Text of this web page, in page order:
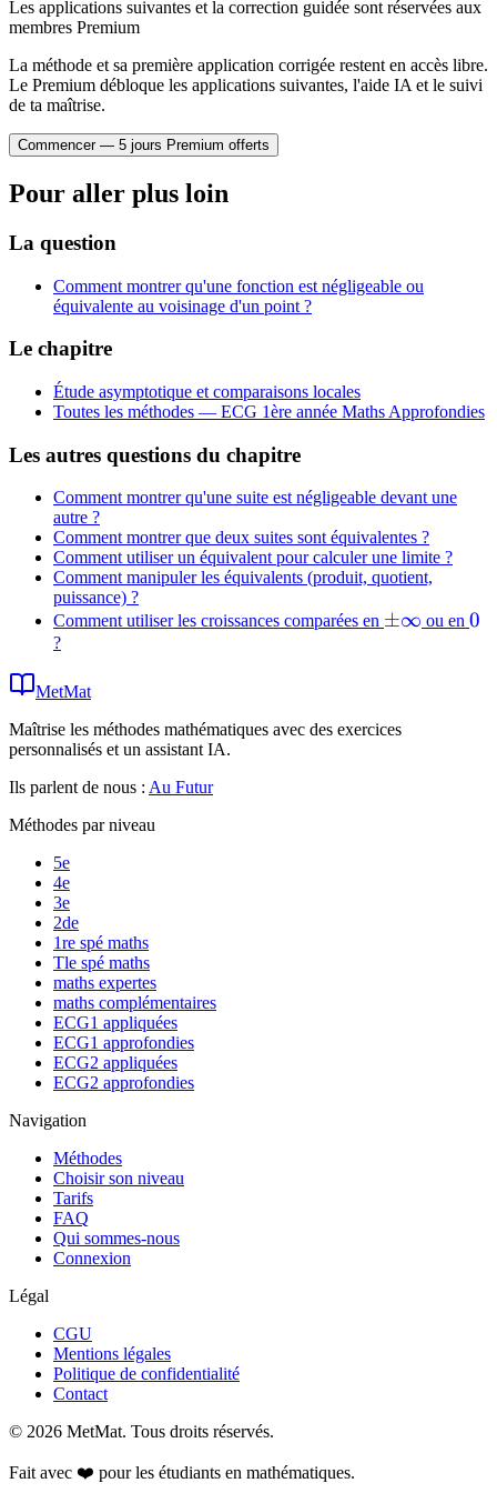
{=} o(x)
Les applications suivantes et la correction guidée sont réservées aux
membres Premium
La méthode et sa première application corrigée restent en accès libre.
Le Premium débloque les applications suivantes, l'aide IA et le suivi
de ta maîtrise.
Commencer — 5 jours Premium offerts
Pour aller plus loin
La question
Comment montrer qu'une fonction est négligeable ou
équivalente au voisinage d'un point ?
Le chapitre
Étude asymptotique et comparaisons locales
Toutes les méthodes — ECG 1ère année Maths Approfondies
Les autres questions du chapitre
Comment montrer qu'une suite est négligeable devant une
autre ?
Comment montrer que deux suites sont équivalentes ?
Comment utiliser un équivalent pour calculer une limite ?
Comment manipuler les équivalents (produit, quotient,
puissance) ?
Comment utiliser les croissances comparées en \pm\infty
±∞ ou en 0
0
?
MetMat
Maîtrise les méthodes mathématiques avec des exercices
personnalisés et un assistant IA.
Ils parlent de nous : Au Futur
Méthodes par niveau
5e
4e
3e
2de
1re spé maths
Tle spé maths
maths expertes
maths complémentaires
ECG1 appliquées
ECG1 approfondies
ECG2 appliquées
ECG2 approfondies
Navigation
Méthodes
Choisir son niveau
Tarifs
FAQ
Qui sommes-nous
Connexion
Légal
CGU
Mentions légales
Politique de confidentialité
Contact
© 2026 MetMat. Tous droits réservés.
Fait avec ❤️ pour les étudiants en mathématiques.